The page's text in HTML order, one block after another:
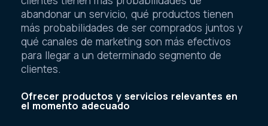
abandonar un servicio, qué productos tienen
más probabilidades de ser comprados juntos y
qué canales de marketing son más efectivos
para llegar a un determinado segmento de
clientes.
Ofrecer productos y servicios relevantes en
el momento adecuado